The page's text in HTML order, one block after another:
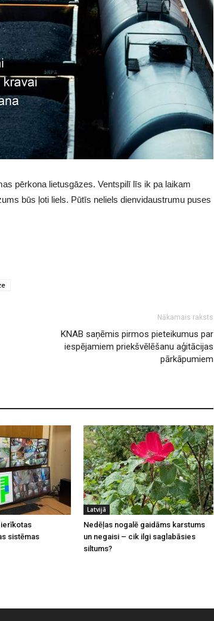
pērkona lietusgāzes. Ventspilī līs ik pa laikam
būs ļoti liels. Pūtīs neliels dienvidaustrumu puses
Nākamais raksts
KNAB saņēmis pirmos pieteikumus par
iespējamiem priekšvēlēšanu aģitācijas
pārkāpumiem
sistēmas
Latvijā
Nedēļas nogalē gaidāms karstums
un negaisi – cik ilgi saglabāsies
siltums?